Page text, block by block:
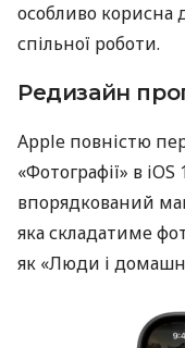
особливо корисна
спільної роботи.
Редизайн
Apple повністю
«Фотографії» в
впорядкований
яка складатиме
як «Люди і